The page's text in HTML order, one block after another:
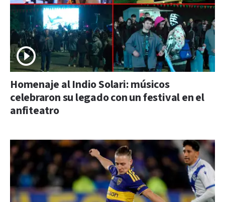
Homenaje al Indio Solari: músicos
celebraron su legado con un festival en el
anfiteatro